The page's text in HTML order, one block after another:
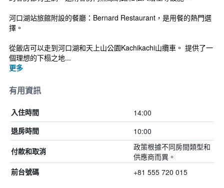
河口湖站旅館附設的餐廳：Bernard Restaurant，是用餐的熱門選
擇。
從飯店可以走到河口湖和天上山公園Kachikachi山纜車。 提供了一
個理想的下榻之地...
更多
有用資訊
入住時間 14:00
退房時間 10:00
付款和取消
政策根據不同房間類型和
供應商而異。
前台號碼 +81 555 720 015